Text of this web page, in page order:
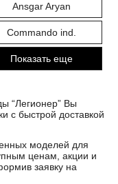
Ansgar Aryan
Commando ind.
Показать еще
“Легионер” Вы
с быстрой доставкой
моделей для
ценам, акции и
заявку на